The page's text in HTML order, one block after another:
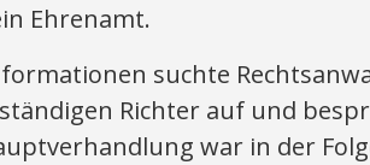
Ehrenamt.
suchte
Richter auf und
war in der